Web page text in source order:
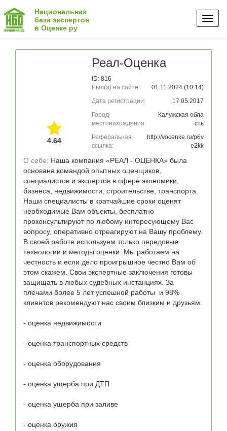
Национальная
база экспертов
в Оценке ру
4.64
Реал-Оценка
ID: 816
Был(а) на сайте:
01.11.2024 (10:14)
Дата регистрации:
17.05.2017
Город
местонахождения:
Калужская обла
сть
Реферальная
ссылка:
http://vocenke.ru/p6v
e2kk
О себе: Наша компания «РЕАЛ - ОЦЕНКА» была
основана командой опытных оценщиков,
специалистов и экспертов в сфере экономики,
бизнеса, недвижимости, строительстве, транспорта.
Наши специалисты в кратчайшие сроки оценят
необходимые Вам объекты, бесплатно
проконсультируют по любому интересующему Вас
вопросу, оперативно отреагируют на Вашу проблему.
В своей работе используем только передовые
технологии и методы оценки. Мы работаем на
честность и если дело проигрышное честно Вам об
этом скажем. Свои экспертные заключения готовы
защищать в любых судебных инстанциях. За
плечами более 5 лет успешной работы  и 98%
клиентов рекомендуют нас своим близким и друзьям.
- оценка недвижимости
- оценка транспортных средств
- оценка оборудования
- оценка ущерба при ДТП
- оценка ущерба при заливе
- оценка оружия